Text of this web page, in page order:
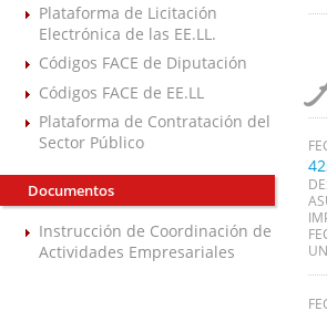
Plataforma de Licitación
Electrónica de las EE.LL.
Códigos FACE de Diputación
Códigos FACE de EE.LL
Plataforma de Contratación del
Sector Público
Documentos
Instrucción de Coordinación de
Actividades Empresariales